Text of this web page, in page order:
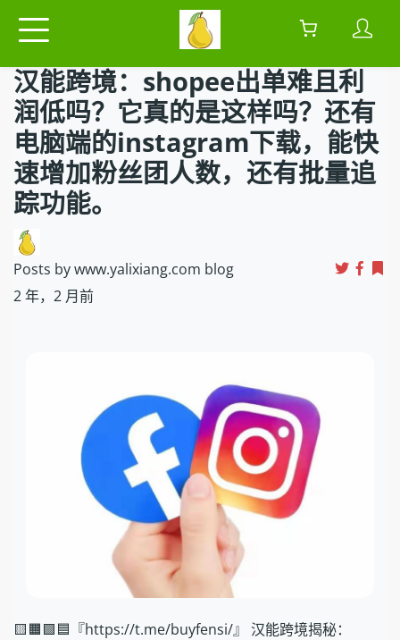
汉能跨境：shopee出单难且利
润低吗？它真的是这样吗？还有
电脑端的instagram下载，能快
速增加粉丝团人数，还有批量追
踪功能。
Posts by www.yalixiang.com blog
2 年，2 月前
🟨🟧🟩🟦『https://t.me/buyfensi/』 汉能跨境揭秘：